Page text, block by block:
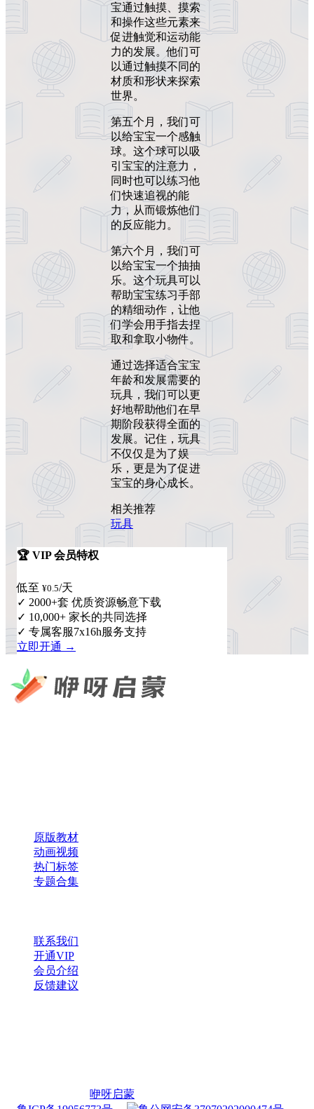
宝通过触摸、摸索
和操作这些元素来
促进触觉和运动能
力的发展。他们可
以通过触摸不同的
材质和形状来探索
世界。
第五个月，我们可
以给宝宝一个感触
球。这个球可以吸
引宝宝的注意力，
同时也可以练习他
们快速追视的能
力，从而锻炼他们
的反应能力。
第六个月，我们可
以给宝宝一个抽抽
乐。这个玩具可以
帮助宝宝练习手部
的精细动作，让他
们学会用手指去捏
取和拿取小物件。
通过选择适合宝宝
年龄和发展需要的
玩具，我们可以更
好地帮助他们在早
期阶段获得全面的
发展。记住，玩具
不仅仅是为了娱
乐，更是为了促进
宝宝的身心成长。
相关推荐
玩具
🏆 VIP 会员特权
低至 ¥0.5/天
✓ 2000+套 优质资源畅意下载
✓ 10,000+ 家长的共同选择
✓ 专属客服7x16h服务支持
立即开通 →
原版教材
动画视频
热门标签
专题合集
联系我们
开通VIP
会员介绍
反馈建议
咿呀启蒙